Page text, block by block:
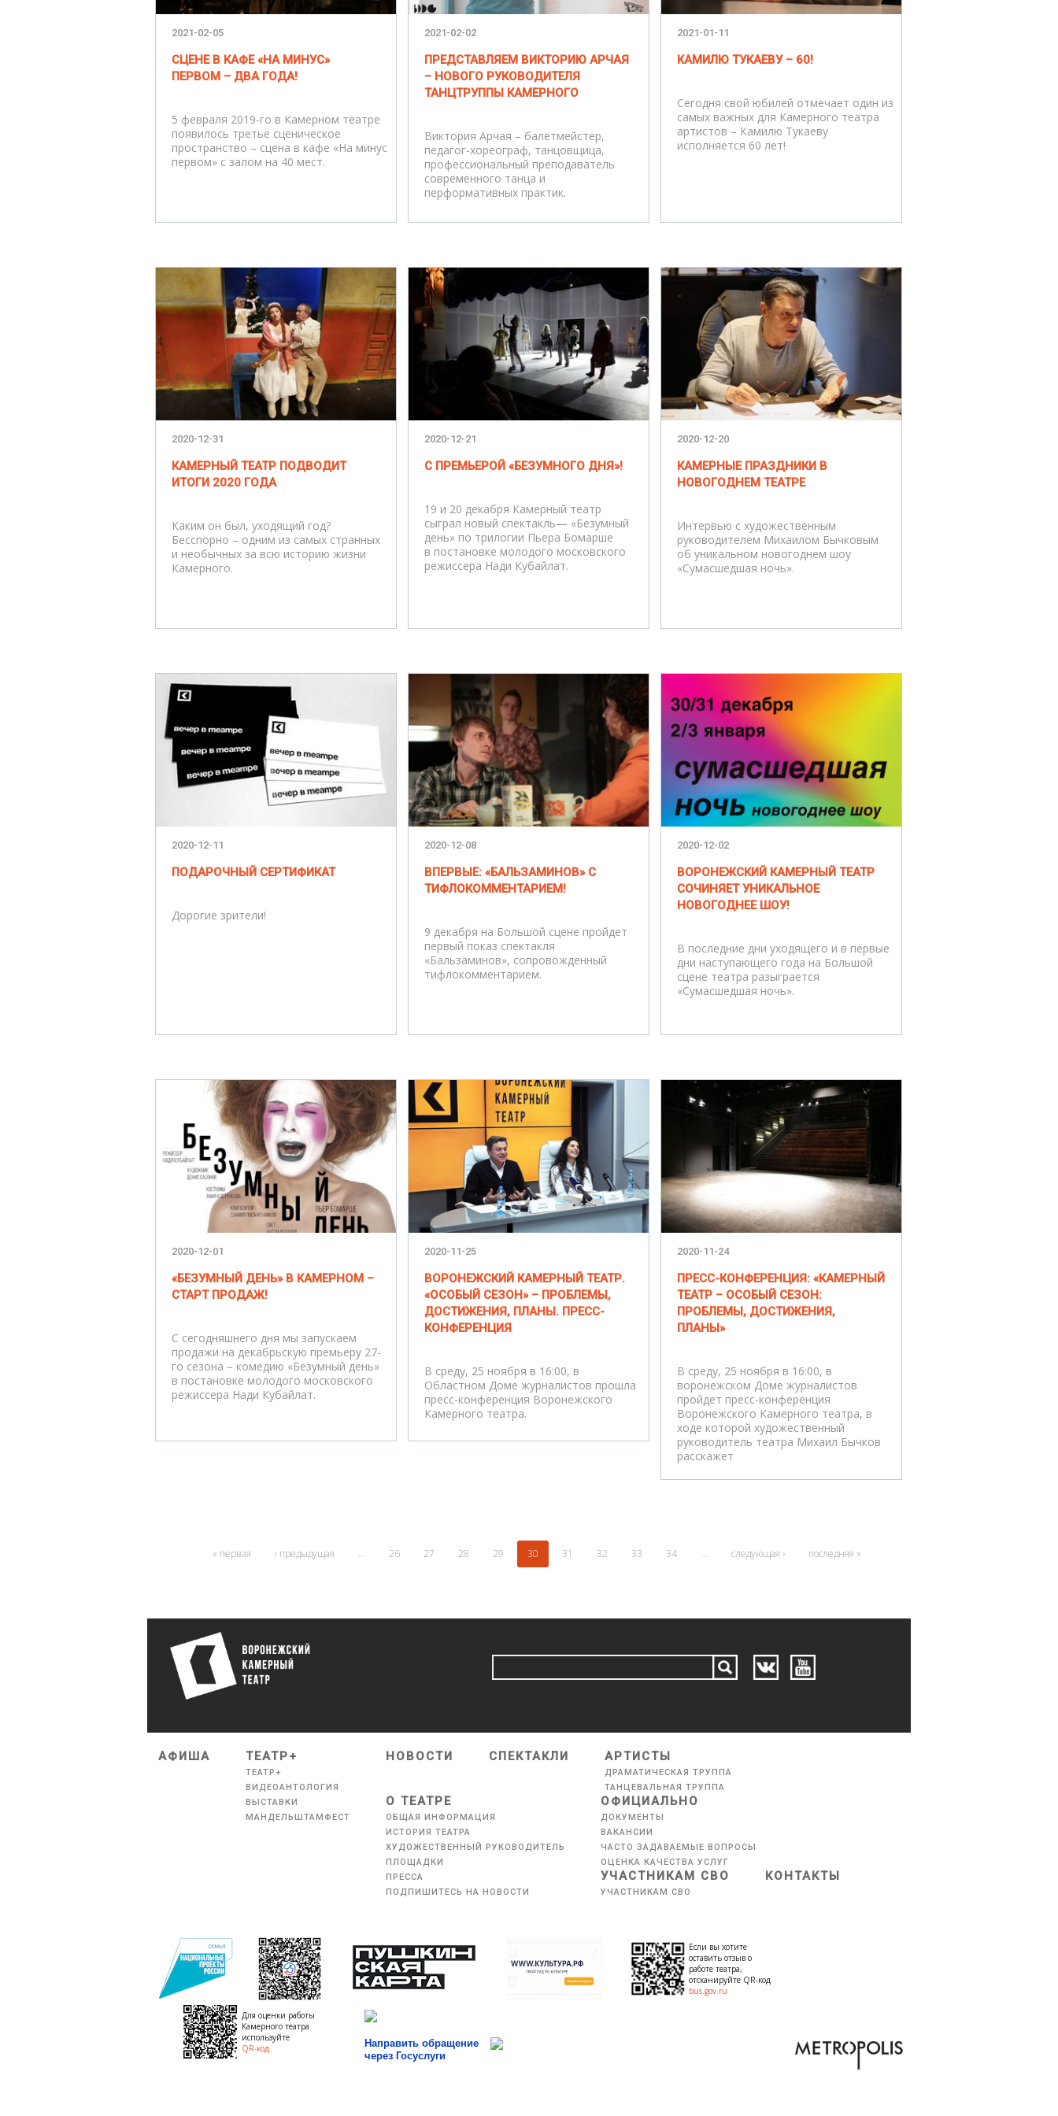
2021-02-05
СЦЕНЕ В КАФЕ «НА МИНУС»
ПЕРВОМ – ДВА ГОДА!
5 февраля 2019-го в Камерном театре
появилось третье сценическое
пространство – сцена в кафе «На минус
первом» с залом на 40 мест.
2021-02-02
ПРЕДСТАВЛЯЕМ ВИКТОРИЮ АРЧАЯ
– НОВОГО РУКОВОДИТЕЛЯ
ТАНЦТРУППЫ КАМЕРНОГО
Виктория Арчая – балетмейстер,
педагог-хореограф, танцовщица,
профессиональный преподаватель
современного танца и
перформативных практик.
2021-01-11
КАМИЛЮ ТУКАЕВУ – 60!
Сегодня свой юбилей отмечает один из
самых важных для Камерного театра
артистов – Камилю Тукаеву
исполняется 60 лет!
2020-12-31
КАМЕРНЫЙ ТЕАТР ПОДВОДИТ
ИТОГИ 2020 ГОДА
Каким он был, уходящий год?
Бесспорно – одним из самых странных
и необычных за всю историю жизни
Камерного.
2020-12-21
С ПРЕМЬЕРОЙ «БЕЗУМНОГО ДНЯ»!
19 и 20 декабря Камерный театр
сыграл новый спектакль— «Безумный
день» по трилогии Пьера Бомарше
в постановке молодого московского
режиссера Нади Кубайлат.
2020-12-20
КАМЕРНЫЕ ПРАЗДНИКИ В
НОВОГОДНЕМ ТЕАТРЕ
Интервью с художественным
руководителем Михаилом Бычковым
об уникальном новогоднем шоу
«Сумасшедшая ночь».
2020-12-11
ПОДАРОЧНЫЙ СЕРТИФИКАТ
Дорогие зрители!
2020-12-08
ВПЕРВЫЕ: «БАЛЬЗАМИНОВ» С
ТИФЛОКОММЕНТАРИЕМ!
9 декабря на Большой сцене пройдет
первый показ спектакля
«Бальзаминов», сопровожденный
тифлокомментарием.
2020-12-02
ВОРОНЕЖСКИЙ КАМЕРНЫЙ ТЕАТР
СОЧИНЯЕТ УНИКАЛЬНОЕ
НОВОГОДНЕЕ ШОУ!
В последние дни уходящего и в первые
дни наступающего года на Большой
сцене театра разыграется
«Сумасшедшая ночь».
2020-12-01
«БЕЗУМНЫЙ ДЕНЬ» В КАМЕРНОМ –
СТАРТ ПРОДАЖ!
С сегодняшнего дня мы запускаем
продажи на декабрьскую премьеру 27-
го сезона – комедию «Безумный день»
в постановке молодого московского
режиссера Нади Кубайлат.
2020-11-25
ВОРОНЕЖСКИЙ КАМЕРНЫЙ ТЕАТР.
«ОСОБЫЙ СЕЗОН» – ПРОБЛЕМЫ,
ДОСТИЖЕНИЯ, ПЛАНЫ. ПРЕСС-
КОНФЕРЕНЦИЯ
В среду, 25 ноября в 16:00, в
Областном Доме журналистов прошла
пресс-конференция Воронежского
Камерного театра.
2020-11-24
ПРЕСС-КОНФЕРЕНЦИЯ: «КАМЕРНЫЙ
ТЕАТР – ОСОБЫЙ СЕЗОН:
ПРОБЛЕМЫ, ДОСТИЖЕНИЯ,
ПЛАНЫ»
В среду, 25 ноября в 16:00, в
воронежском Доме журналистов
пройдет пресс-конференция
Воронежского Камерного театра, в
ходе которой художественный
руководитель театра Михаил Бычков
расскажет
« первая ‹ предыдущая … 26 27 28 29 30 31 32 33 34 … следующая › последняя »
АФИША ТЕАТР+
ТЕАТР+
ВИДЕОАНТОЛОГИЯ
ВЫСТАВКИ
МАНДЕЛЬШТАМФЕСТ
НОВОСТИ СПЕКТАКЛИ АРТИСТЫ
ДРАМАТИЧЕСКАЯ ТРУППА
ТАНЦЕВАЛЬНАЯ ТРУППА
О ТЕАТРЕ
ОБЩАЯ ИНФОРМАЦИЯ
ИСТОРИЯ ТЕАТРА
ХУДОЖЕСТВЕННЫЙ РУКОВОДИТЕЛЬ
ПЛОЩАДКИ
ПРЕССА
ПОДПИШИТЕСЬ НА НОВОСТИ
ОФИЦИАЛЬНО
ДОКУМЕНТЫ
ВАКАНСИИ
ЧАСТО ЗАДАВАЕМЫЕ ВОПРОСЫ
ОЦЕНКА КАЧЕСТВА УСЛУГ
УЧАСТНИКАМ СВО
УЧАСТНИКАМ СВО
КОНТАКТЫ
Если вы хотите
оставить отзыв о
работе театра,
отсканируйте QR-код
bus.gov.ru
Для оценки работы
Камерного театра
используйте
QR-код
Направить обращение
через Госуслуги